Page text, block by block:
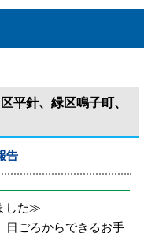
平針、緑区鳴子町、
告
した≫
日ごろからできるお手